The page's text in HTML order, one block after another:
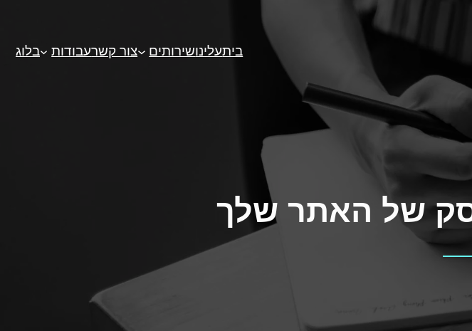
ביתעלינושירותים צור קשרעבודות בלוג
של האתר שלך